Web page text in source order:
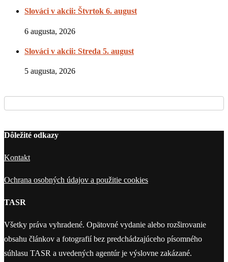
Slováci v akcii: Štvrtok 6. august
6 augusta, 2026
Slováci v akcii: Streda 5. august
5 augusta, 2026
Dôležité odkazy
Kontakt
Ochrana osobných údajov a použitie cookies
TASR
Všetky práva vyhradené. Opätovné vydanie alebo rozširovanie
obsahu článkov a fotografií bez predchádzajúceho písomného
súhlasu TASR a uvedených agentúr je výslovne zakázané.